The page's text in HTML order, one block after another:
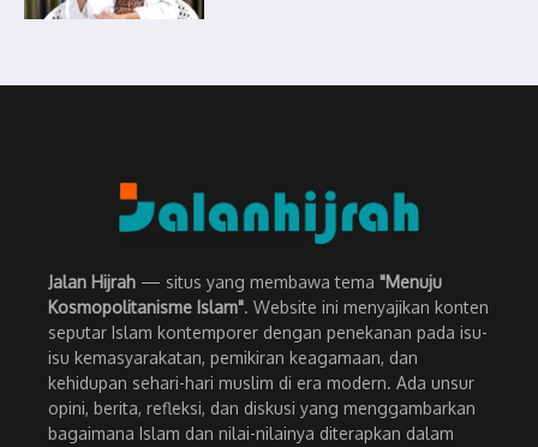
Jalan Hijrah — situs yang membawa tema "Menuju
Kosmopolitanisme Islam". Website ini menyajikan konten
seputar Islam kontemporer dengan penekanan pada isu-
isu kemasyarakatan, pemikiran keagamaan, dan
kehidupan sehari-hari muslim di era modern. Ada unsur
opini, berita, refleksi, dan diskusi yang menggambarkan
bagaimana Islam dan nilai-nilainya diterapkan dalam